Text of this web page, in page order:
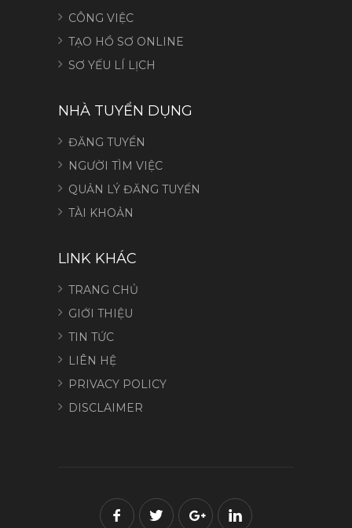
CÔNG VIỆC
TẠO HỒ SƠ ONLINE
SƠ YẾU LÍ LỊCH
NHÀ TUYỂN DỤNG
ĐĂNG TUYỂN
NGƯỜI TÌM VIỆC
QUẢN LÝ ĐĂNG TUYỂN
TÀI KHOẢN
LINK KHÁC
TRANG CHỦ
GIỚI THIỆU
TIN TỨC
LIÊN HỆ
PRIVACY POLICY
DISCLAIMER